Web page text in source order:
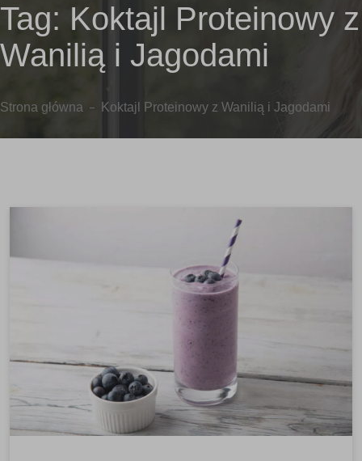
Tag: Koktajl Proteinowy z
Wanilią i Jagodami
Strona główna Koktajl Proteinowy z Wanilią i Jagodami